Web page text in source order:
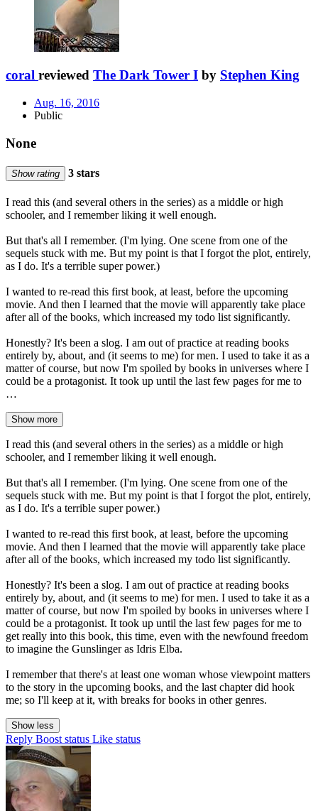
coral reviewed The Dark Tower I by Stephen King
Aug. 16, 2016
Public
None
Show rating 3 stars
I read this (and several others in the series) as a middle or high
schooler, and I remember liking it well enough.
But that's all I remember. (I'm lying. One scene from one of the
sequels stuck with me. But my point is that I forgot the plot, entirely,
as I do. It's a terrible super power.)
I wanted to re-read this first book, at least, before the upcoming
movie. And then I learned that the movie will apparently take place
after all of the books, which increased my todo list significantly.
Honestly? It's been a slog. I am out of practice at reading books
entirely by, about, and (it seems to me) for men. I used to take it as a
matter of course, but now I'm spoiled by books in universes where I
could be a protagonist. It took up until the last few pages for me to
…
Show more
I read this (and several others in the series) as a middle or high
schooler, and I remember liking it well enough.
But that's all I remember. (I'm lying. One scene from one of the
sequels stuck with me. But my point is that I forgot the plot, entirely,
as I do. It's a terrible super power.)
I wanted to re-read this first book, at least, before the upcoming
movie. And then I learned that the movie will apparently take place
after all of the books, which increased my todo list significantly.
Honestly? It's been a slog. I am out of practice at reading books
entirely by, about, and (it seems to me) for men. I used to take it as a
matter of course, but now I'm spoiled by books in universes where I
could be a protagonist. It took up until the last few pages for me to
get really into this book, this time, even with the newfound freedom
to imagine the Gunslinger as Idris Elba.
I remember that there's at least one woman whose viewpoint matters
to the story in the upcoming books, and the last chapter did hook
me; so I'll keep at it, with breaks for books in other genres.
Show less
Reply Boost status Like status